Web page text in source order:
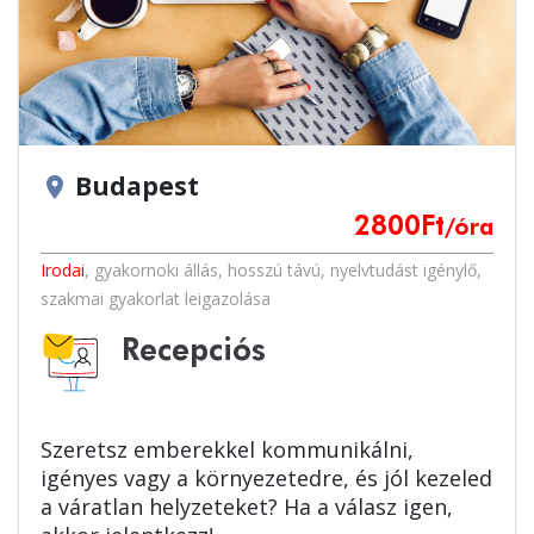
location_on Budapest
2800 Ft/óra
Irodai, gyakornoki állás, hosszú távú, nyelvtudást igénylő,
szakmai gyakorlat leigazolása
Recepciós
Szeretsz emberekkel kommunikálni,
igényes vagy a környezetedre, és jól kezeled
a váratlan helyzeteket? Ha a válasz igen,